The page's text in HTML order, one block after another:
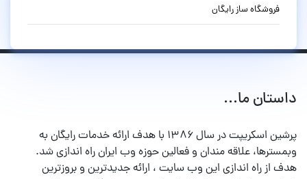
فروشگاه ساز رایگان
داستان ما...
پرشین اسکریپت در سال ۱۳۸۶ با هدف ارائه خدمات رایگان به
وبمسترها، علاقه مندان و فعالین حوزه وب ایران راه اندازی شد.
هدف از راه اندازی این وب سایت ، ارائه جدیدترین و بروزترین